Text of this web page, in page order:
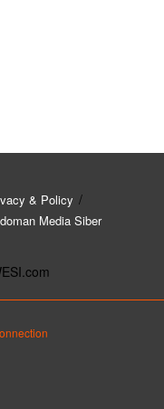
& Policy
Media Siber